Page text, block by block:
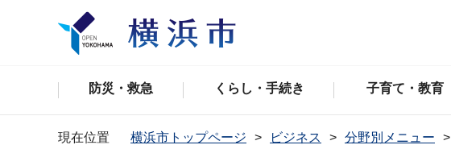
防災・救急 くらし・手続き 子育て・教育
現在位置 横浜市トップページ ビジネス 分野別メニュー